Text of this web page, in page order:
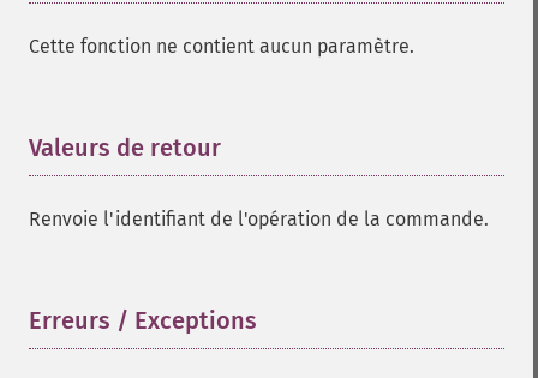
Cette fonction ne contient aucun paramètre.
Valeurs de retour
Renvoie l'identifiant de l'opération de la commande.
Erreurs / Exceptions